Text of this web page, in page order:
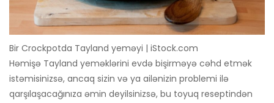
Bir Crockpotda Tayland yeməyi | iStock.com
Həmişə Tayland yeməklərini evdə bişirməyə cəhd etmək
istəmisinizsə, ancaq sizin və ya ailənizin problemi ilə
qarşılaşacağınıza əmin deyilsinizsə, bu toyuq reseptindən